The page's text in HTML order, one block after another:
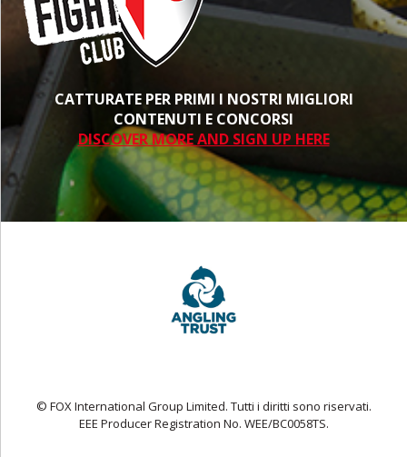
CATTURATE PER PRIMI I NOSTRI MIGLIORI
CONTENUTI E CONCORSI
DISCOVER MORE AND SIGN UP HERE
© FOX International Group Limited. Tutti i diritti sono riservati.
EEE Producer Registration No. WEE/BC0058TS.